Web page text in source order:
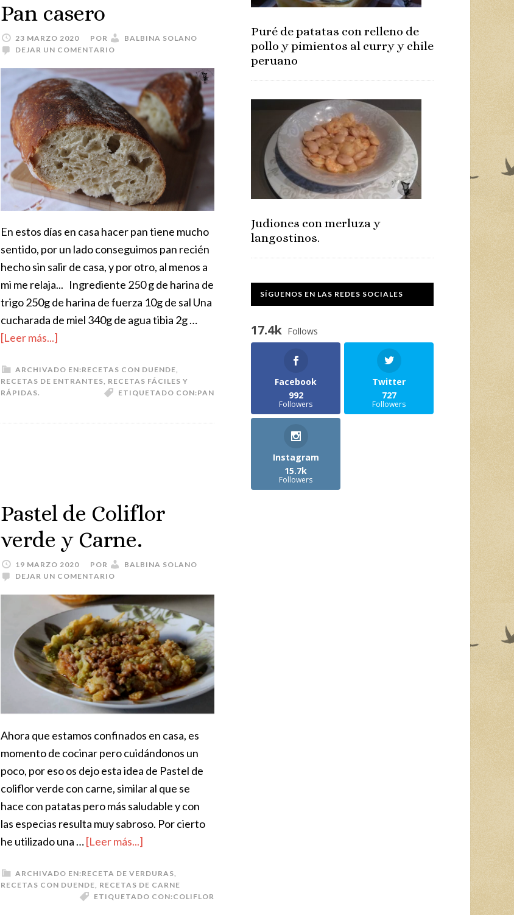
Pan casero
23 MARZO 2020 POR
BALBINA SOLANO
DEJAR UN COMENTARIO
En estos días en casa hacer pan tiene mucho
sentido, por un lado conseguimos pan recién
hecho sin salir de casa, y por otro, al menos a
mi me relaja... Ingrediente 250 g de harina de
trigo 250g de harina de fuerza 10g de sal Una
cucharada de miel 340g de agua tibia 2g …
[Leer más...]
ARCHIVADO EN:RECETAS CON DUENDE,
RECETAS DE ENTRANTES, RECETAS FÁCILES Y
RÁPIDAS.
ETIQUETADO CON:PAN
Pastel de Coliflor
verde y Carne.
19 MARZO 2020 POR
BALBINA SOLANO
DEJAR UN COMENTARIO
Ahora que estamos confinados en casa, es
momento de cocinar pero cuidándonos un
poco, por eso os dejo esta idea de Pastel de
coliflor verde con carne, similar al que se
hace con patatas pero más saludable y con
las especias resulta muy sabroso. Por cierto
he utilizado una …[Leer más...]
ARCHIVADO EN:RECETA DE VERDURAS,
RECETAS CON DUENDE, RECETAS DE CARNE
ETIQUETADO CON:COLIFLOR
Puré de patatas con relleno de
pollo y pimientos al curry y chile
peruano
Judiones con merluza y
langostinos.
SÍGUENOS EN LAS REDES SOCIALES
17.4k Follows
Facebook
992
Followers
Twitter
727
Followers
Instagram
15.7k
Followers